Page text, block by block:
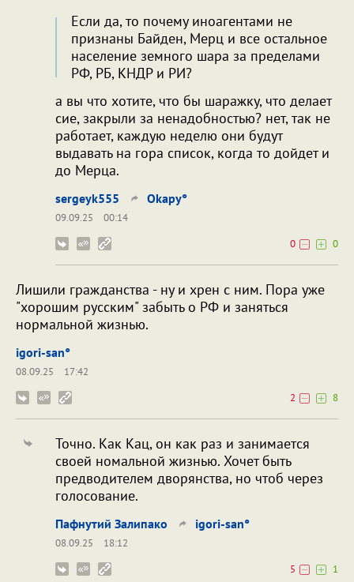
Если да, то почему иноагентами не
признаны Байден, Мерц и все остальное
население земного шара за пределами
РФ, РБ, КНДР и РИ?
а вы что хотите, что бы шаражку, что делает
сие, закрыли за ненадобностью? нет, так не
работает, каждую неделю они будут
выдавать на гора список, когда то дойдет и
до Мерца.
sergeyk555 Okapy°
09.09.25
00:14
0
0
Лишили гражданства - ну и хрен с ним. Пора уже
"хорошим русским" забыть о РФ и заняться
нормальной жизнью.
igori-san°
08.09.25
17:42
2
8
Точно. Как Кац, он как раз и занимается
своей номальной жизнью. Хочет быть
предводителем дворянства, но чтоб через
голосование.
Пафнутий Залипако igori-san°
08.09.25
18:12
5
1